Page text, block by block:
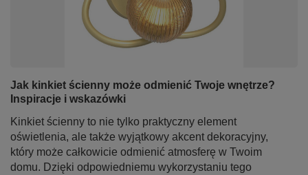
Jak kinkiet ścienny może odmienić Twoje wnętrze?
Inspiracje i wskazówki
Kinkiet ścienny to nie tylko praktyczny element
oświetlenia, ale także wyjątkowy akcent dekoracyjny,
który może całkowicie odmienić atmosferę w Twoim
domu. Dzięki odpowiedniemu wykorzystaniu tego